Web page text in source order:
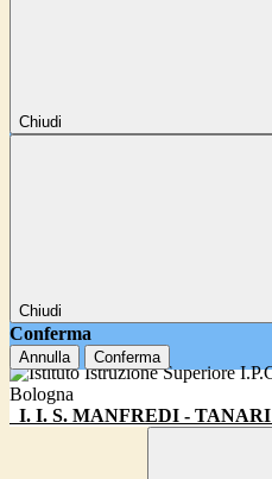
Chiudi
Chiudi
Conferma
Annulla Conferma
I. I. S. MANFREDI - TANARI